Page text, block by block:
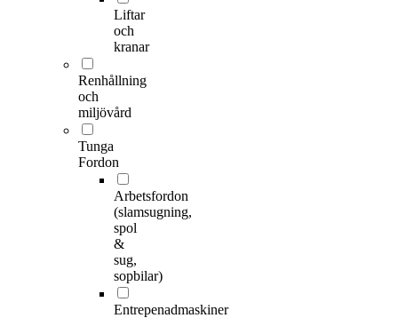
Liftar
och
kranar
Renhållning
och
miljövård
Tunga
Fordon
Arbetsfordon
(slamsugning,
spol
&
sug,
sopbilar)
Entrepenadmaskiner